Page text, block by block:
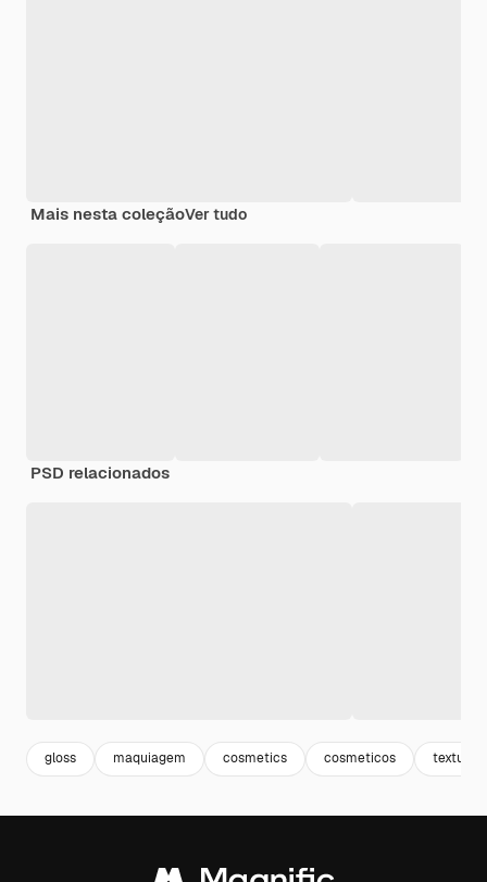
Mais nesta coleçãoVer tudo
PSD relacionados
gloss maquiagem cosmetics cosmeticos